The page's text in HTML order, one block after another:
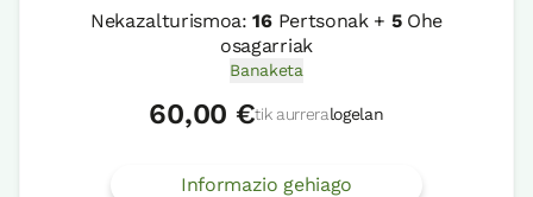
Nekazalturismoa:16Pertsonak + 5Ohe
osagarriak
Banaketa
60,00 €tik aurreralogelan
Informazio gehiago